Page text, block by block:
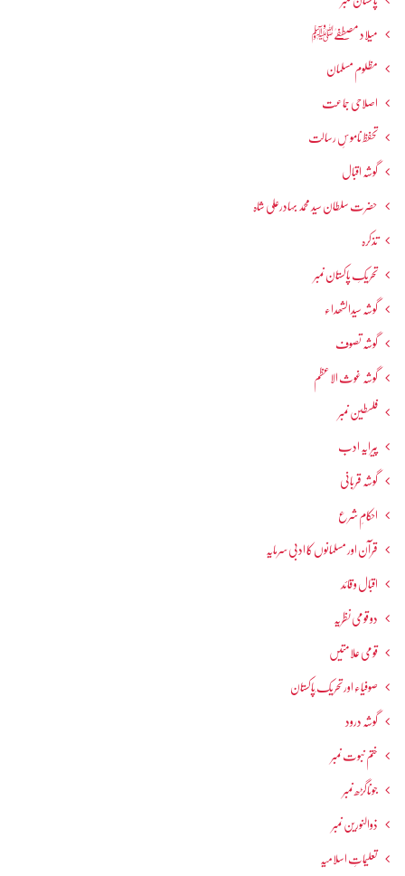
میلاد مصطفےٰﷺ
مظلوم مسلمان
اصلاحی جماعت
تحفظ ناموسِ رسالت
گوشہ اقبال
حضرت سلطان سید محمد بہادرعلی شاہ
تذکرہ
تحریکِ پاکستان نمبر
گوشہ سیدالشھداء
گوشہ تصوف
گوشہ غوث الاعظم
فلسطین نمبر
پیرایہ ادب
گوشہ قربانی
احکامِ شرع
قرآن اور مسلمانوں کا ادبی سرمایہ
اقبال و قائد
دو قومی نظریہ
قومی علامتیں
صوفیاء اور تحریک ِپاکستان
گوشہ درود
ختم نبوت نمبر
جوناگڑھ نمبر
ذوالنورین نمبر
تعلیماتِ اسلامیہ